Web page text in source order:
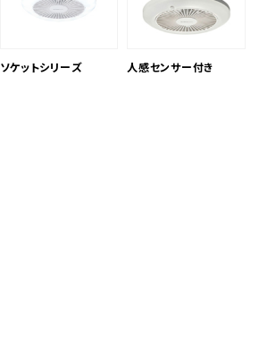
ソケットシリーズ 人感センサー付き